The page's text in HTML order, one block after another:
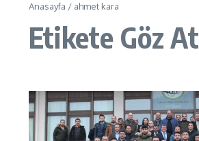
Anasayfa / ahmet kara
Etikete Göz